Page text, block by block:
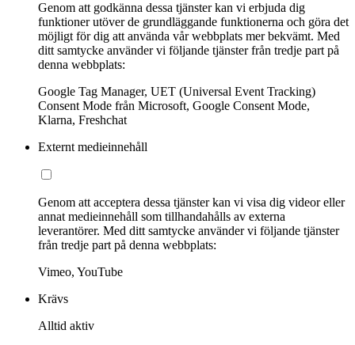
Genom att godkänna dessa tjänster kan vi erbjuda dig
funktioner utöver de grundläggande funktionerna och göra det
möjligt för dig att använda vår webbplats mer bekvämt. Med
ditt samtycke använder vi följande tjänster från tredje part på
denna webbplats:
Google Tag Manager, UET (Universal Event Tracking)
Consent Mode från Microsoft, Google Consent Mode,
Klarna, Freshchat
Externt medieinnehåll
Genom att acceptera dessa tjänster kan vi visa dig videor eller
annat medieinnehåll som tillhandahålls av externa
leverantörer. Med ditt samtycke använder vi följande tjänster
från tredje part på denna webbplats:
Vimeo, YouTube
Krävs
Alltid aktiv